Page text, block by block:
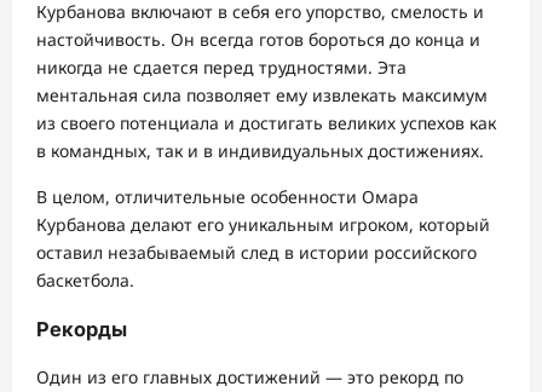
Курбанова включают в себя его упорство, смелость и
настойчивость. Он всегда готов бороться до конца и
никогда не сдается перед трудностями. Эта
ментальная сила позволяет ему извлекать максимум
из своего потенциала и достигать великих успехов как
в командных, так и в индивидуальных достижениях.
В целом, отличительные особенности Омара
Курбанова делают его уникальным игроком, который
оставил незабываемый след в истории российского
баскетбола.
Рекорды
Один из его главных достижений — это рекорд по